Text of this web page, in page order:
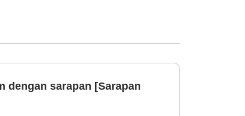
dengan sarapan [Sarapan